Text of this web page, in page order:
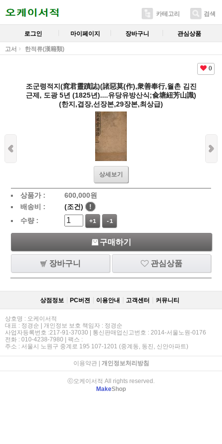
카테고리 검색
로그인 마이페이지 장바구니 관심상품
고서 한적류(漢籍類)
0
조군령적지(窕君靈蹟誌)(諸惡莫(作),衆善奉行,월촌 김진
근제, 도광 5년 (1825년)....유당유방산식;兪塘紐芳山識)
(한지,겹장,선장본,29장본,최상급)
상세보기
상품가 : 600,000원
배송비 :
(조건)
!
수량 :
+1 -1
구매하기
장바구니 관심상품
상점정보 PC버젼 이용안내 고객센터 커뮤니티
상호명 : 오케이서적
대표 : 정경순 | 개인정보 보호 책임자 : 정경순
사업자등록번호 :217-91-37030 | 통신판매업신고번호 : 2014-서울노원-0176
전화 : 010-4238-7980 | 팩스 :
주소 : 서울시 노원구 중계로 195 107-1201 (중계동, 동진, 신안아파트)
이용약관| 개인정보처리방침
ⓒ오케이서적 All rights reserved.
MakeShop